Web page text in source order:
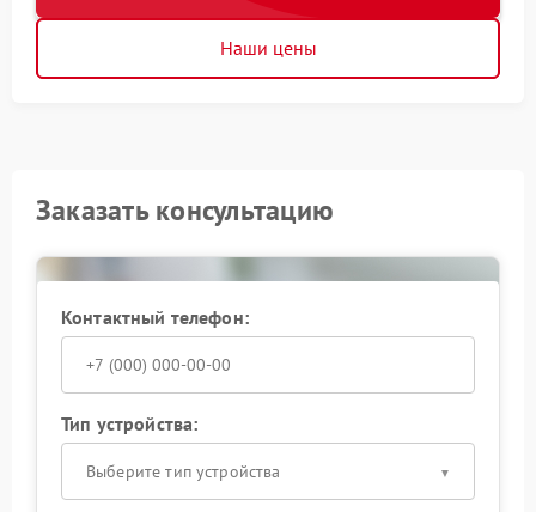
Наши цены
Заказать консультацию
Контактный телефон:
Тип устройства:
Выберите тип устройства